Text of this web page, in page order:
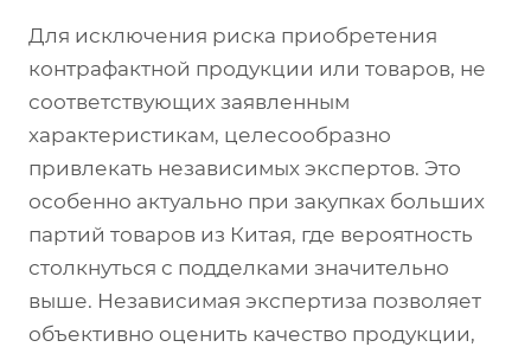
Для исключения риска приобретения
контрафактной продукции или товаров, не
соответствующих заявленным
характеристикам, целесообразно
привлекать независимых экспертов. Это
особенно актуально при закупках больших
партий товаров из Китая, где вероятность
столкнуться с подделками значительно
выше. Независимая экспертиза позволяет
объективно оценить качество продукции,